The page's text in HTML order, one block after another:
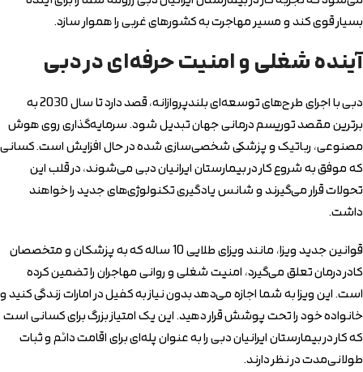
بسیار قوی کند و مسیر مهاجرت به کشورهای غربی را هموار سازد.
آینده شغلی و امنیت حرفه‌ای در دبی
دبی با اجرای طرح‌های توسعه‌ای بلندپروازانه، قصد دارد تا سال 2030 به
برترین مقصد توریسم درمانی جهان تبدیل شود. سرمایه‌گذاری روی هوش
مصنوعی، رباتیک و پزشکی شخصی‌سازی شده در حال افزایش است. کسانی
که موفق به شروع کار در بیمارستان ایرانیان دبی می‌شوند، در قلب این
تحولات قرار می‌گیرند و شانس یادگیری تکنولوژی‌های جدید را خواهند
داشت.
قوانین جدید ویزا، مانند ویزای طلایی 10 ساله که به پزشکان و متخصصان
کادر درمان تعلق می‌گیرد، امنیت شغلی و روانی مهاجران را تضمین کرده
است. این ویزا به شما اجازه می‌دهد بدون نیاز به کفیل در امارات زندگی کنید و
خانواده خود را تحت پوشش قرار دهید. این یک امتیاز بزرگ برای کسانی است
که کار در بیمارستان ایرانیان دبی را به عنوان پله‌ای برای اقامت دائم و ثبات
طولانی‌مدت در نظر دارند.